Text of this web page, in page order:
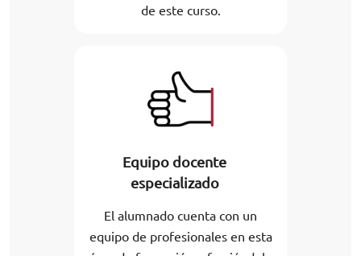
de este curso.
Equipo docente
especializado
El alumnado cuenta con un
equipo de profesionales en esta